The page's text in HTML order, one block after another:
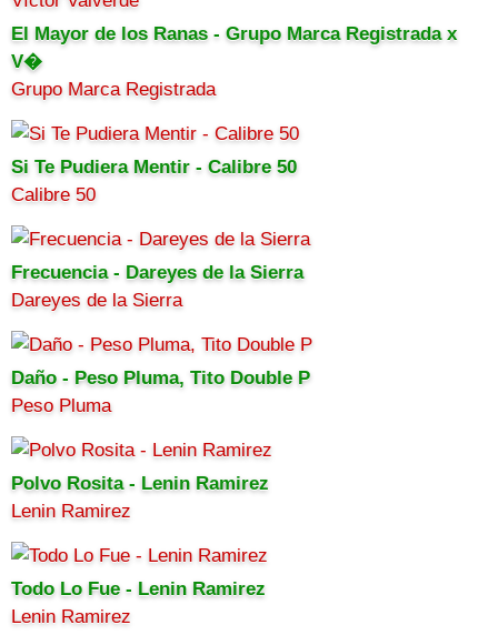
El Mayor de los Ranas - Grupo Marca Registrada x
V�
Grupo Marca Registrada
Si Te Pudiera Mentir - Calibre 50
Calibre 50
Frecuencia - Dareyes de la Sierra
Dareyes de la Sierra
Daño - Peso Pluma, Tito Double P
Peso Pluma
Polvo Rosita - Lenin Ramirez
Lenin Ramirez
Todo Lo Fue - Lenin Ramirez
Lenin Ramirez